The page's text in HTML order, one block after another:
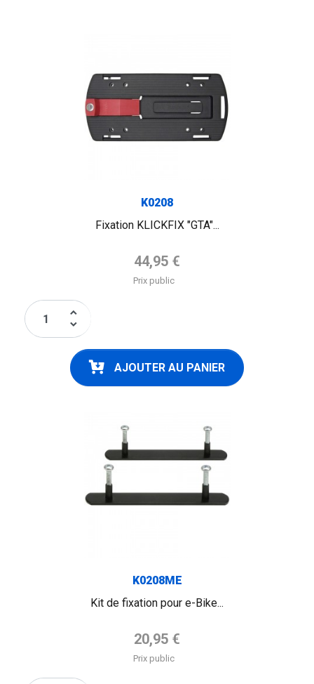
K0208
Fixation KLICKFIX "GTA"...
Prix de base
44,95 €
Prix public
keyboard_arrow_up
keyboard_arrow_down
AJOUTER AU PANIER
K0208ME
Kit de fixation pour e-Bike...
Prix de base
20,95 €
Prix public